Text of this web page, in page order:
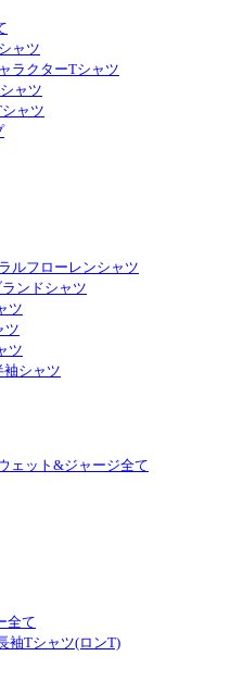
ャツ
ラクターTシャツ
ャツ
ャツ
ラルフローレンシャツ
ンドシャツ
ツ
ツ
ツ
袖シャツ
ェット&ジャージ全て
全て
袖Tシャツ(ロンT)